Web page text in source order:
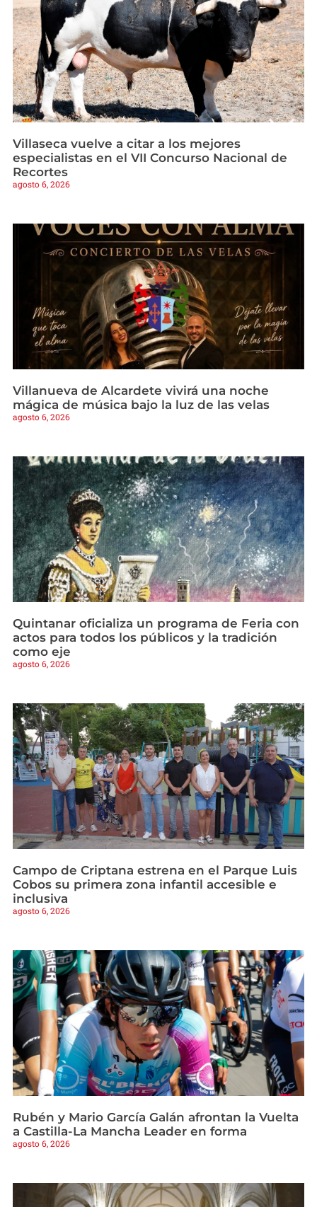
Villaseca vuelve a citar a los mejores
especialistas en el VII Concurso Nacional de
Recortes
agosto 6, 2026
Villanueva de Alcardete vivirá una noche
mágica de música bajo la luz de las velas
agosto 6, 2026
Quintanar oficializa un programa de Feria con
actos para todos los públicos y la tradición
como eje
agosto 6, 2026
Campo de Criptana estrena en el Parque Luis
Cobos su primera zona infantil accesible e
inclusiva
agosto 6, 2026
Rubén y Mario García Galán afrontan la Vuelta
a Castilla-La Mancha Leader en forma
agosto 6, 2026